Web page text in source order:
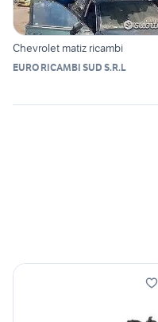
Chevrolet matiz ricambi
EURO RICAMBI SUD S.R.L